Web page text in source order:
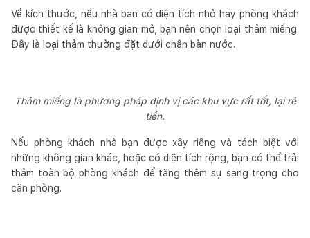
Về kích thước, nếu nhà bạn có diện tích nhỏ hay phòng khách
được thiết kế là không gian mở, bạn nên chọn loại thảm miếng.
Đây là loại thảm thường đặt dưới chân bàn nước.
Thảm miếng là phương pháp định vị các khu vực rất tốt, lại rẻ
tiền.
Nếu phòng khách nhà bạn được xây riêng và tách biệt với
những không gian khác, hoặc có diện tích rộng, bạn có thể trải
thảm toàn bộ phòng khách để tăng thêm sự sang trọng cho
căn phòng.